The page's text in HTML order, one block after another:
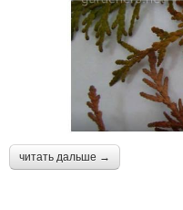
читать дальше →